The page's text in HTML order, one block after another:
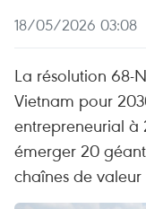
18/05/2026 03:08
La résolution 68-
Vietnam pour
entrepreneurial à
émerger 20
chaînes de